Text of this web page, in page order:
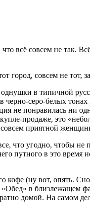
всё совсем не так.
совсем не тот,
в типичной
черно-серо-белых
не понравилась ни
продаже, это
приятной
что угодно, чтобы не
путного в это время
кофе (ну вот, опять.
в близлежащем
домой. На самом